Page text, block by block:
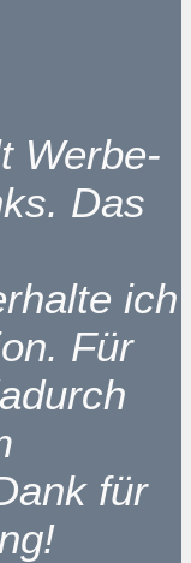
Werbe-
Das
ich
Für
für